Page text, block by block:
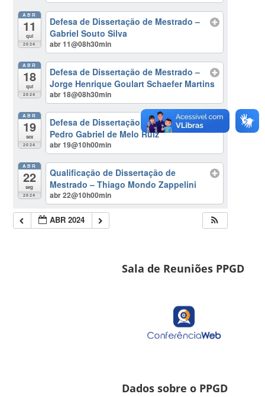
ABR
11
qui
2024
Defesa de Dissertação de Mestrado –
Gabriel Souto Silva
abr 11@08h30min
ABR
18
qui
2024
Defesa de Dissertação de Mestrado –
Jorge Henrique Goulart Schaefer Martins
abr 18@08h30min
ABR
19
sex
2024
Defesa de Dissertação de Mestrado –
Pedro Gabriel de Melo Ruiz
abr 19@10h00min
ABR
22
seg
2024
Qualificação de Dissertação de
Mestrado – Thiago Mondo Zappelini
abr 22@10h00min
ABR 2024
Sala de Reuniões PPGD
Dados sobre o PPGD